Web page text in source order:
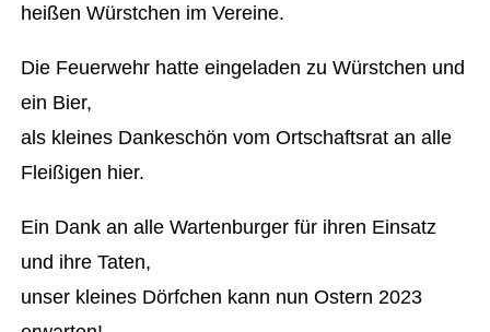
heißen Würstchen im Vereine.
Die Feuerwehr hatte eingeladen zu Würstchen und
ein Bier,
als kleines Dankeschön vom Ortschaftsrat an alle
Fleißigen hier.
Ein Dank an alle Wartenburger für ihren Einsatz
und ihre Taten,
unser kleines Dörfchen kann nun Ostern 2023